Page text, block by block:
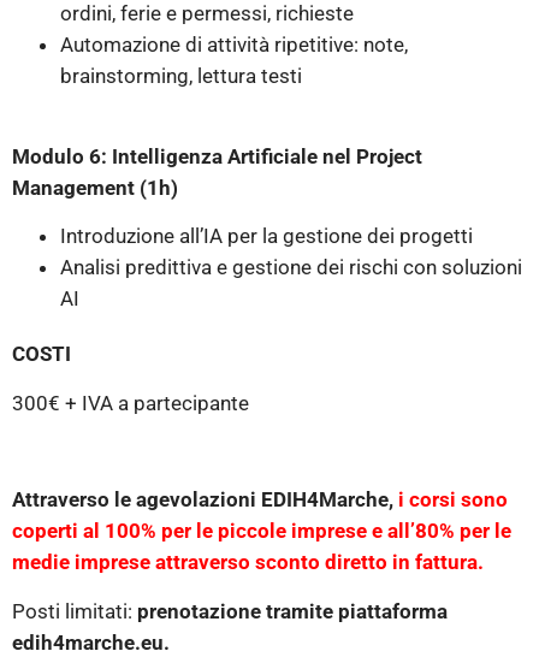
ordini, ferie e permessi, richieste
Automazione di attività ripetitive: note,
brainstorming, lettura testi
Modulo 6: Intelligenza Artificiale nel Project
Management (1h)
Introduzione all’IA per la gestione dei progetti
Analisi predittiva e gestione dei rischi con soluzioni
AI
COSTI
300€ + IVA a partecipante
Attraverso le agevolazioni EDIH4Marche, i corsi sono
coperti al 100% per le piccole imprese e all’80% per le
medie imprese attraverso sconto diretto in fattura.
Posti limitati: prenotazione tramite piattaforma
edih4marche.eu.